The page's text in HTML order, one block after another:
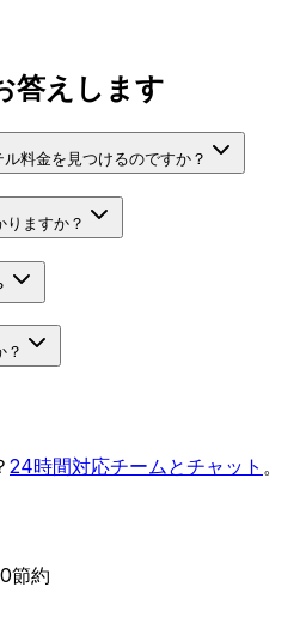
答えします
料金を見つけるのですか？
りますか？
？
24時間対応チームとチャット 。
節約